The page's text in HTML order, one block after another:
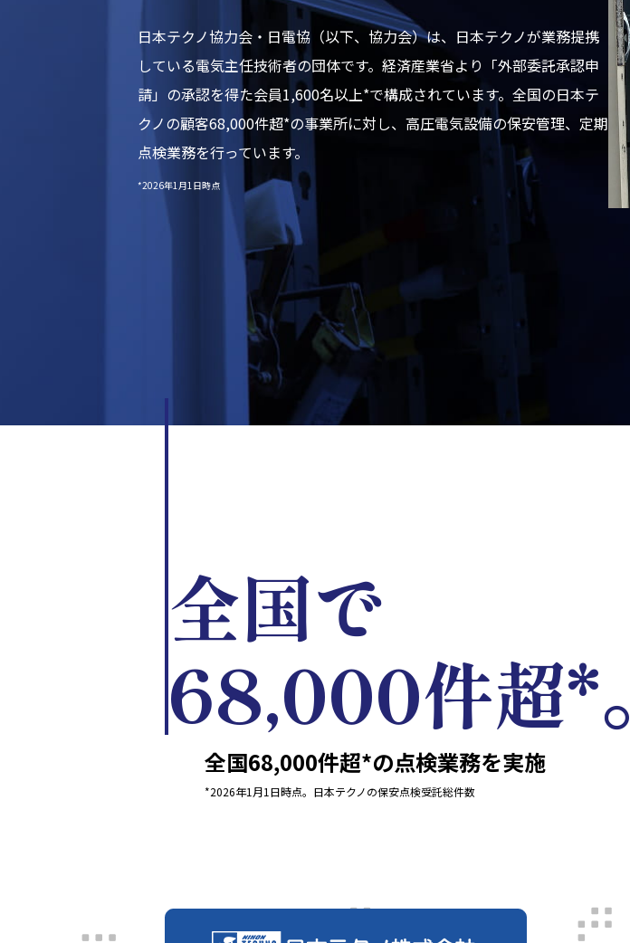
日本テクノ協力会・日電協（以下、協力会）は、日本テクノが業務提携
している電気主任技術者の団体です。経済産業省より「外部委託承認申
請」の承認を得た会員1,600名以上*で構成されています。全国の日本テ
クノの顧客68,000件超*の事業所に対し、高圧電気設備の保安管理、定期
点検業務を行っています。
*2026年1月1日時点
全国で
68,000件超*。
全国68,000件超*の点検業務を実施
*2026年1月1日時点。日本テクノの保安点検受託総件数